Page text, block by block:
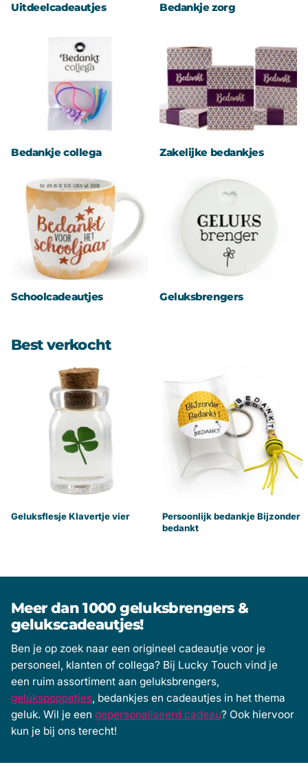
Uitdeelcadeautjes Bedankje zorg
Bedankje collega Zakelijke bedankjes
Schoolcadeautjes Geluksbrengers
Best verkocht
Geluksflesje Klavertje vier
Persoonlijk bedankje Bijzonder
bedankt
Meer dan 1000 geluksbrengers &
gelukscadeautjes!
Ben je op zoek naar een origineel cadeautje voor je
personeel, klanten of collega? Bij Lucky Touch vind je
een ruim assortiment aan geluksbrengers,
gelukspoppetjes, bedankjes en cadeautjes in het thema
geluk. Wil je een gepersonaliseerd cadeau? Ook hiervoor
kun je bij ons terecht!